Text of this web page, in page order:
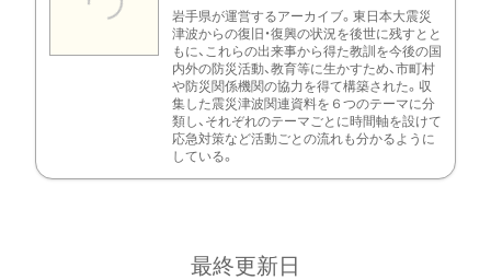
岩手県が運営するアーカイブ。東日本大震災
津波からの復旧・復興の状況を後世に残すとと
もに、これらの出来事から得た教訓を今後の国
内外の防災活動、教育等に生かすため、市町村
や防災関係機関の協力を得て構築された。収
集した震災津波関連資料を６つのテーマに分
類し、それぞれのテーマごとに時間軸を設けて
応急対策など活動ごとの流れも分かるように
している。
最終更新日